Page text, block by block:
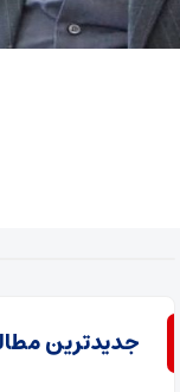
جدیدترین